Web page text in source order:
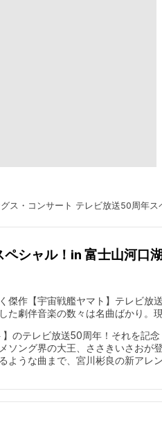
ス・コンサート テレビ放送50周年
シャル！in 富士山河口
傑作【宇宙戦艦ヤマト】テレビ
た劇伴音楽の数々は名曲ばかり。
のテレビ放送50周年！それを記
ソング界の大王、ささきいさお
ような曲まで、宮川彬良の新ア